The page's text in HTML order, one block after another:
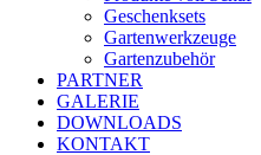
Geschenksets
Gartenwerkzeuge
Gartenzubehör
PARTNER
GALERIE
DOWNLOADS
KONTAKT